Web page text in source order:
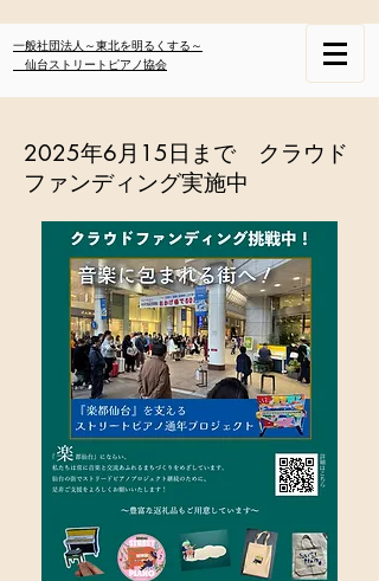
一般社団法人～東北を明るくする～
仙台ストリートピアノ協会
​2025年6月15日まで クラウド
ファンディング実施中